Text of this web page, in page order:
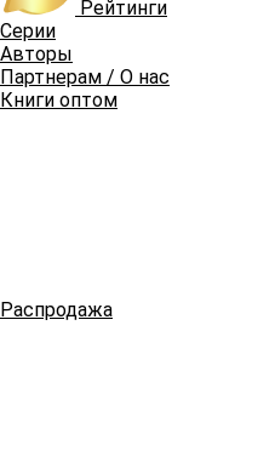
Рейтинги
Серии
Авторы
Партнерам / О нас
Книги оптом
Распродажа